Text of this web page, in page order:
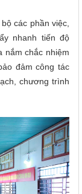
các phần việc,
nhanh tiến độ
nắm chắc nhiệm
đảm công tác
chương trình